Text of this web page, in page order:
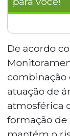
A
Mato
chuvas
e noite. O
vento,
pantaneira
De acordo
combinação
atuação de
atmosférica
formação de